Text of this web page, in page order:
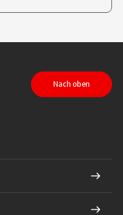
auf LinkedIn
Nach oben